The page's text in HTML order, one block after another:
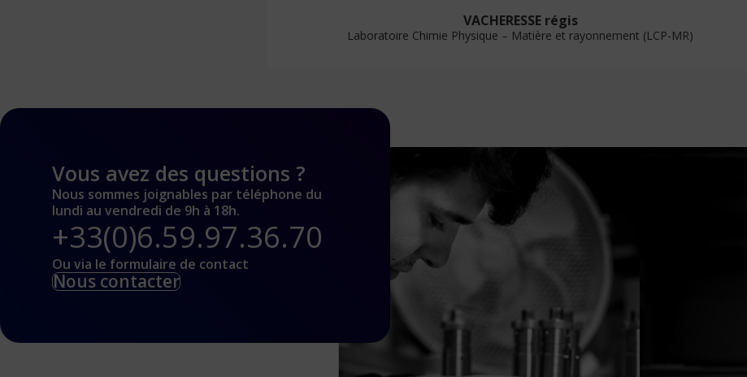
VACHERESSE régis
Laboratoire Chimie Physique – Matière et rayonnement (LCP-MR)
Vous avez des questions ?
Nous sommes joignables par téléphone du
lundi au vendredi de 9h à 18h.
+33(0)6.59.97.36.70
Ou via le formulaire de contact
Nous contacter